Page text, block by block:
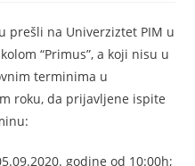
prešli na Univerziztet PIM u
“Primus”, a koji nisu u
terminima u
roku, da prijavljene ispite
godine od 10:00h;